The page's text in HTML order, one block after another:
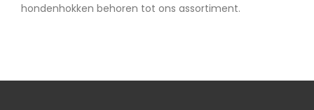
hondenhokken behoren tot ons assortiment.